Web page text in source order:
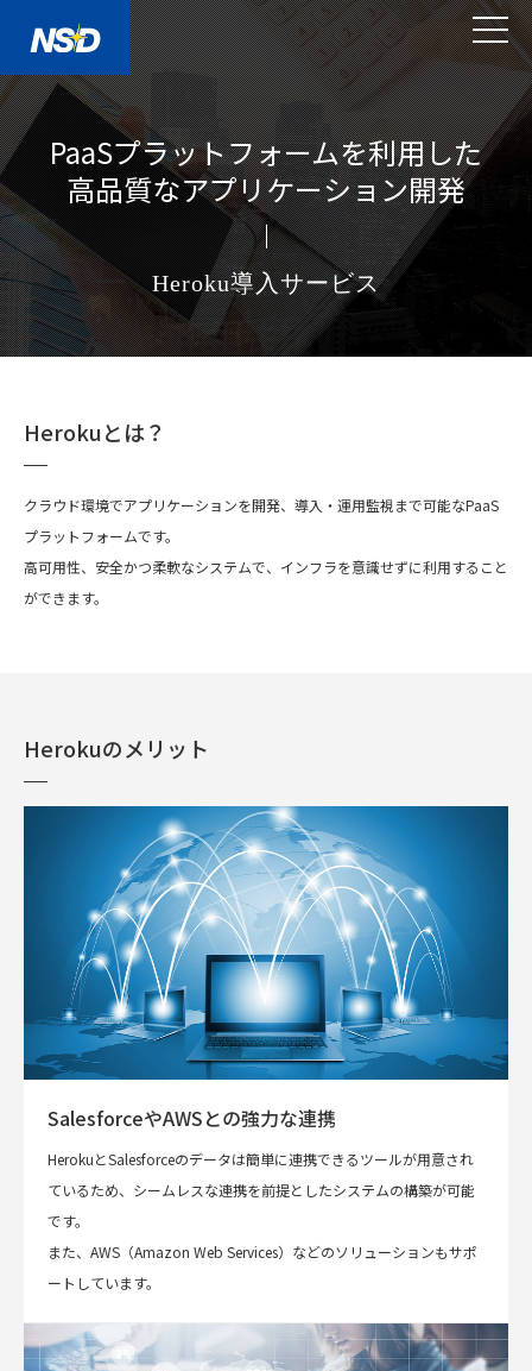
PaaSプラットフォームを利用した
高品質なアプリケーション開発
Heroku導入サービス
Herokuとは？
クラウド環境でアプリケーションを開発、導入・運用監視まで可能なPaaS
プラットフォームです。
高可用性、安全かつ柔軟なシステムで、インフラを意識せずに利用すること
ができます。
Herokuのメリット
SalesforceやAWSとの強力な連携
HerokuとSalesforceのデータは簡単に連携できるツールが用意され
ているため、シームレスな連携を前提としたシステムの構築が可能
です。
また、AWS（Amazon Web Services）などのソリューションもサポ
ートしています。